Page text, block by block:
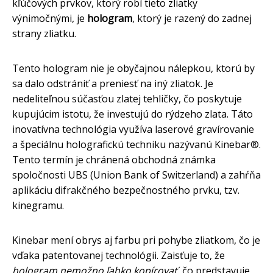
kľúčových prvkov, ktorý robí tieto zliatky
výnimočnými, je hologram, ktorý je razený do zadnej
strany zliatku.
Tento hologram nie je obyčajnou nálepkou, ktorú by
sa dalo odstrániť a preniesť na iný zliatok. Je
nedeliteľnou súčasťou zlatej tehličky, čo poskytuje
kupujúcim istotu, že investujú do rýdzeho zlata. Táto
inovatívna technológia využíva laserové gravírovanie
a špeciálnu holografickú techniku nazývanú Kinebar®.
Tento termín je chránená obchodná známka
spoločnosti UBS (Union Bank of Switzerland) a zahŕňa
aplikáciu difrakčného bezpečnostného prvku, tzv.
kinegramu.
Kinebar mení obrys aj farbu pri pohybe zliatkom, čo je
vďaka patentovanej technológii. Zaisťuje to, že